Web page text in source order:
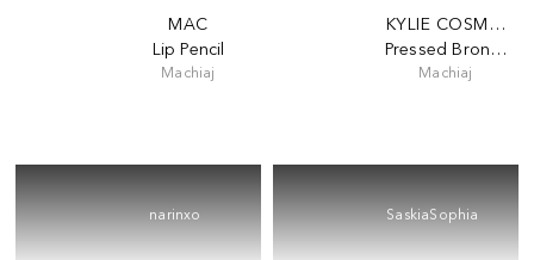
MAC
Lip Pencil
Machiaj
KYLIE
Pressed Bronzing
Machiaj
narinxo SaskiaSophia